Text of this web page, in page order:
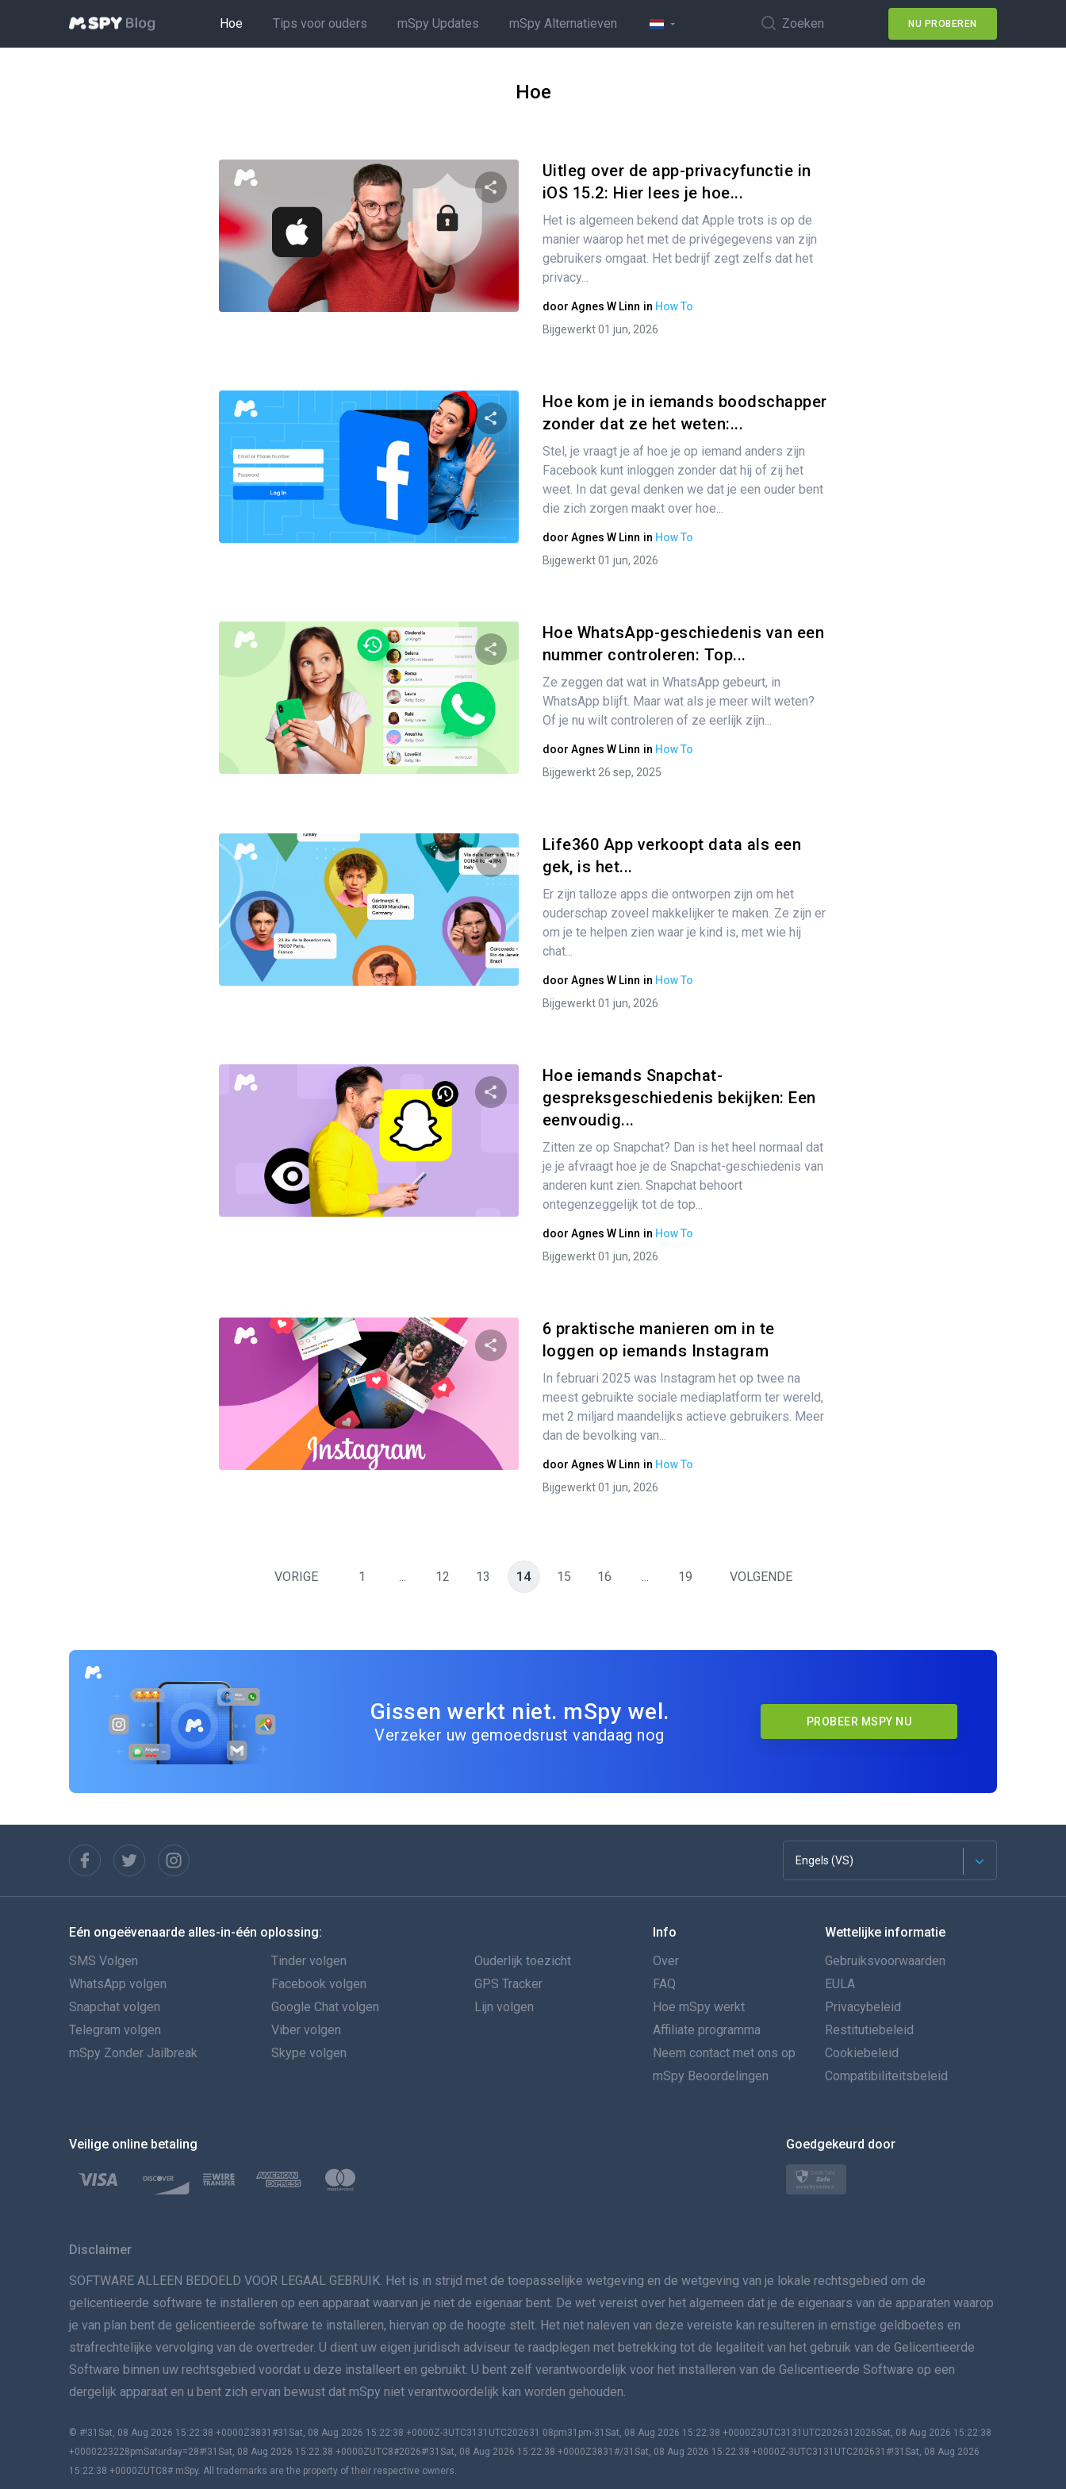
Hoe Tips voor ouders mSpy Updates mSpy Alternatieven Zoeken NU PROBEREN
Hoe
Partager
Uitleg over de app-privacyfunctie in
iOS 15.2: Hier lees je hoe...
Het is algemeen bekend dat Apple trots is op de
manier waarop het met de privégegevens van zijn
gebruikers omgaat. Het bedrijf zegt zelfs dat het
privacy...
door Agnes W Linn in How To
Bijgewerkt 01 jun, 2026
Partager
Hoe kom je in iemands boodschapper
zonder dat ze het weten:...
Stel, je vraagt je af hoe je op iemand anders zijn
Facebook kunt inloggen zonder dat hij of zij het
weet. In dat geval denken we dat je een ouder bent
die zich zorgen maakt over hoe...
door Agnes W Linn in How To
Bijgewerkt 01 jun, 2026
Partager
Facebook Link kopiëren
Hoe WhatsApp-geschiedenis van een
nummer controleren: Top...
Ze zeggen dat wat in WhatsApp gebeurt, in
WhatsApp blijft. Maar wat als je meer wilt weten?
Of je nu wilt controleren of ze eerlijk zijn...
door Agnes W Linn in How To
Bijgewerkt 26 sep, 2025
Partager
Twitter
Life360 App verkoopt data als een
gek, is het...
Er zijn talloze apps die ontworpen zijn om het
ouderschap zoveel makkelijker te maken. Ze zijn er
om je te helpen zien waar je kind is, met wie hij
chat...
door Agnes W Linn in How To
Bijgewerkt 01 jun, 2026
Facebook Link kopiëren
Hoe iemands Snapchat-
gespreksgeschiedenis bekijken: Een
eenvoudig...
Zitten ze op Snapchat? Dan is het heel normaal dat
je je afvraagt hoe je de Snapchat-geschiedenis van
anderen kunt zien. Snapchat behoort
ontegenzeggelijk tot de top...
door Agnes W Linn in How To
Bijgewerkt 01 jun, 2026
Partager
Twitter
6 praktische manieren om in te
loggen op iemands Instagram
In februari 2025 was Instagram het op twee na
meest gebruikte sociale mediaplatform ter wereld,
met 2 miljard maandelijks actieve gebruikers. Meer
dan de bevolking van...
door Agnes W Linn in How To
Bijgewerkt 01 jun, 2026
VORIGE 1 ... 12 13 14 15 16 ... 19 VOLGENDE
Gissen werkt niet. mSpy wel.
Verzeker uw gemoedsrust vandaag nog
PROBEER MSPY NU
Engels (VS)
Français
Español
Portugees
Italiano
Türkçe
Norsk
Svenska
VERSPREIDINGทย
Dansk
Eén ongeëvenaarde alles-in-één oplossing:
SMS Volgen
WhatsApp volgen
Snapchat volgen
Telegram volgen
mSpy Zonder Jailbreak
Tinder volgen
Facebook volgen
Google Chat volgen
Viber volgen
Skype volgen
Ouderlijk toezicht
GPS Tracker
Lijn volgen
Info
Over
FAQ
Hoe mSpy werkt
Affiliate programma
Neem contact met ons op
mSpy Beoordelingen
Wettelijke informatie
Gebruiksvoorwaarden
EULA
Privacybeleid
Restitutiebeleid
Cookiebeleid
Compatibiliteitsbeleid
Veilige online betaling Goedgekeurd door
Disclaimer
SOFTWARE ALLEEN BEDOELD VOOR LEGAAL GEBRUIK. Het is in strijd met de toepasselijke wetgeving en de wetgeving van je lokale rechtsgebied om de
gelicentieerde software te installeren op een apparaat waarvan je niet de eigenaar bent. De wet vereist over het algemeen dat je de eigenaars van de apparaten waarop
je van plan bent de gelicentieerde software te installeren, hiervan op de hoogte stelt. Het niet naleven van deze vereiste kan resulteren in ernstige geldboetes en
strafrechtelijke vervolging van de overtreder. U dient uw eigen juridisch adviseur te raadplegen met betrekking tot de legaliteit van het gebruik van de Gelicentieerde
Software binnen uw rechtsgebied voordat u deze installeert en gebruikt. U bent zelf verantwoordelijk voor het installeren van de Gelicentieerde Software op een
dergelijk apparaat en u bent zich ervan bewust dat mSpy niet verantwoordelijk kan worden gehouden.
© #!31Sat, 08 Aug 2026 15:22:38 +0000Z3831#31Sat, 08 Aug 2026 15:22:38 +0000Z-3UTC3131UTC202631 08pm31pm-31Sat, 08 Aug 2026 15:22:38 +0000Z3UTC3131UTC2026312026Sat, 08 Aug 2026 15:22:38
+0000223228pmSaturday=28#!31Sat, 08 Aug 2026 15:22:38 +0000ZUTC8#2026#!31Sat, 08 Aug 2026 15:22:38 +0000Z3831#/31Sat, 08 Aug 2026 15:22:38 +0000Z-3UTC3131UTC202631#!31Sat, 08 Aug 2026
15:22:38 +0000ZUTC8# mSpy. All trademarks are the property of their respective owners.